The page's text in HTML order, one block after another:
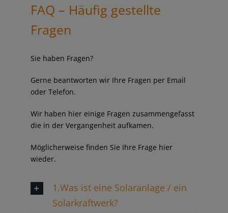
FAQ – Häufig gestellte
Fragen
Sie haben Fragen?
Gerne beantworten wir Ihre Fragen per Email
oder Telefon.
Wir haben hier einige Fragen zusammengefasst
die in der Vergangenheit aufkamen.
Möglicherweise finden Sie Ihre Frage hier
wieder.
1.Was ist eine Solaranlage / ein
Solarkraftwerk?